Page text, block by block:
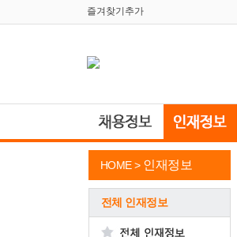
즐겨찾기추가
HOME > 인재정보
전체 인재정보